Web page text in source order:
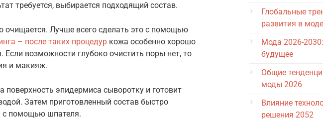
требуется, выбирается подходящий состав.
очищается. Лучше всего сделать это с помощью
– после таких процедур кожа особенно хорошо
возможности глубоко очистить поры нет, то
и макияж.
поверхность эпидермиса сыворотку и готовит
Затем приготовленный состав быстро
с помощью шпателя.
Глобальные
развития в моде
Мода 2026-
будущее
Общие
моды 2026
Влияние
решения 2052